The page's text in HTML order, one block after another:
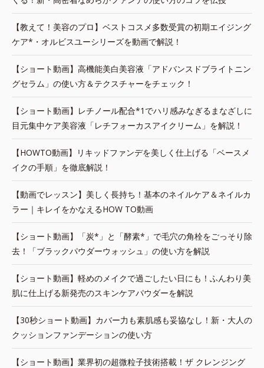
【教えて！美容のプロ】ベストコスメ多数受賞の初期エイジング
ケア*・オルビスユーシリーズを動画で解説！
【ショート動画】高機能美白美容液「アドバンスドブライトニン
グセラム」の使い方＆テクスチャーをチェック！
【ショート動画】レチノール配合*1でハリ感みなぎるまなざしに
目元集中ケア美容液「レチフォーカスアイクリーム」を解説！
【HOWTO動画】リキッドファンデを美しく仕上げる「ベースメ
イクの手順」を徹底解説！
【動画でレッスン】美しく長持ち！基本のネイルケア＆ネイルカ
ラー｜キレイをかなえるHOW TO動画
【ショート動画】「炭*」と「酵素*」で毛穴の角栓をごっそり除
去！「ブラックパウダーウォッシュ」の使い方を解説
【ショート動画】軽めのメイクで過ごしたい日にも！ふんわり美
肌に仕上げる新発売のスキンケアパウダーを解説
【30秒ショート動画】カバー力も素肌感も妥協なし！新・大人の
クッションファンデーションの使い方
【ショート動画】業界初の超微粒子技術搭載！ザ クレンジング